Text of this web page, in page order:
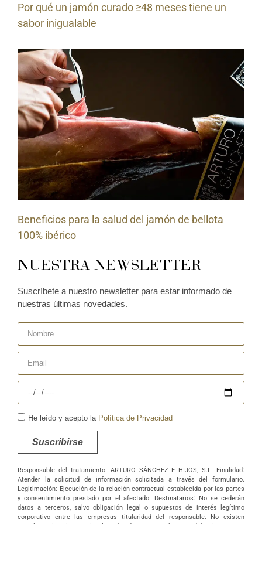
Por qué un jamón curado ≥48 meses tiene un
sabor inigualable
Beneficios para la salud del jamón de bellota
100% ibérico
NUESTRA NEWSLETTER
Suscríbete a nuestro newsletter para estar informado de
nuestras últimas novedades.
He leído y acepto la Política de Privacidad
Suscribirse
Responsable del tratamiento: ARTURO SÁNCHEZ E HIJOS, S.L. Finalidad:
Atender la solicitud de información solicitada a través del formulario.
Legitimación: Ejecución de la relación contractual establecida por las partes
y consentimiento prestado por el afectado. Destinatarios: No se cederán
datos a terceros, salvo obligación legal o supuestos de interés legítimo
corporativo entre las empresas titularidad del responsable. No existen
transferencias internacionales de datos. Derechos: Podrá ejercer sus